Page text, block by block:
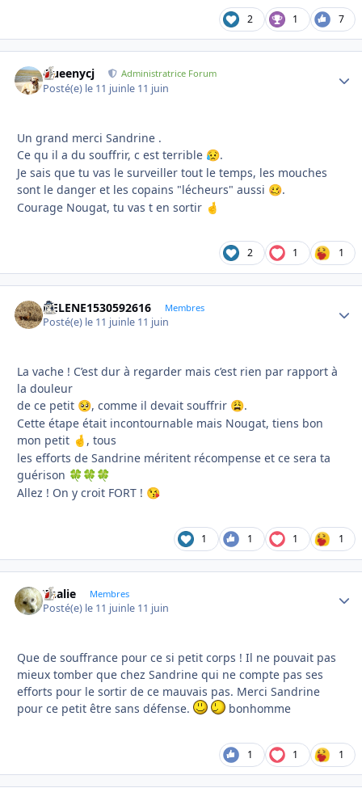
2 1 7
Queenycj Administratrice Forum
Posté(e) le 11 juinle 11 juin
Un grand merci Sandrine .
Ce qu il a du souffrir, c est terrible 😥.
Je sais que tu vas le surveiller tout le temps, les mouches
sont le danger et les copains "lécheurs" aussi 🥴.
Courage Nougat, tu vas t en sortir 🤞
2 1 1
HELENE1530592616 Membres
Posté(e) le 11 juinle 11 juin
La vache ! C’est dur à regarder mais c’est rien par rapport à
la douleur
de ce petit 🥺, comme il devait souffrir 😩.
Cette étape était incontournable mais Nougat, tiens bon
mon petit 🤞 , tous
les efforts de Sandrine méritent récompense et ce sera ta
guérison 🍀🍀🍀
Allez ! On y croit FORT ! 😘
1 1 1 1
Thalie Membres
Posté(e) le 11 juinle 11 juin
Que de souffrance pour ce si petit corps ! Il ne pouvait pas
mieux tomber que chez Sandrine qui ne compte pas ses
efforts pour le sortir de ce mauvais pas. Merci Sandrine
pour ce petit être sans défense.
bonhomme
1 1 1